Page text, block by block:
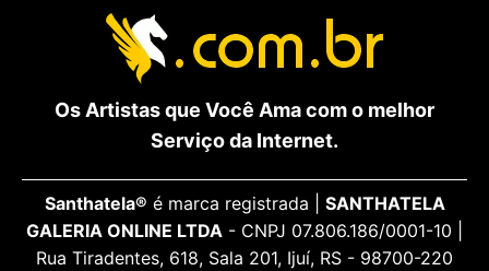
Os Artistas que Você Ama com o melhor
Serviço da Internet.
Santhatela® é marca registrada | SANTHATELA
GALERIA ONLINE LTDA - CNPJ 07.806.186/0001-10 |
Rua Tiradentes, 618, Sala 201, Ijuí, RS - 98700-220